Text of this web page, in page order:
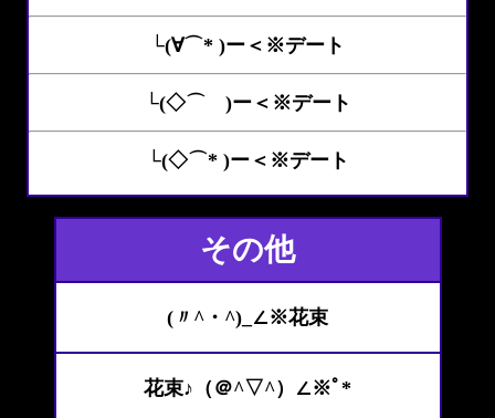
└(∀⌒* )ー＜※デート
└(◇⌒ )ー＜※デート
└(◇⌒* )ー＜※デート
その他
(〃^・^)_∠※花束
花束♪（＠^▽^）∠※ﾟ*